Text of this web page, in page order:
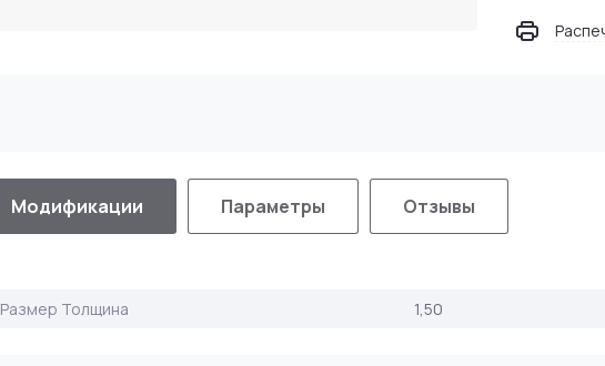
Модификации Параметры Отзывы
Размер Толщина 1,50